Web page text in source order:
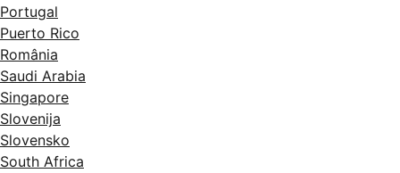
Portugal
Puerto Rico
România
Saudi Arabia
Singapore
Slovenija
Slovensko
South Africa